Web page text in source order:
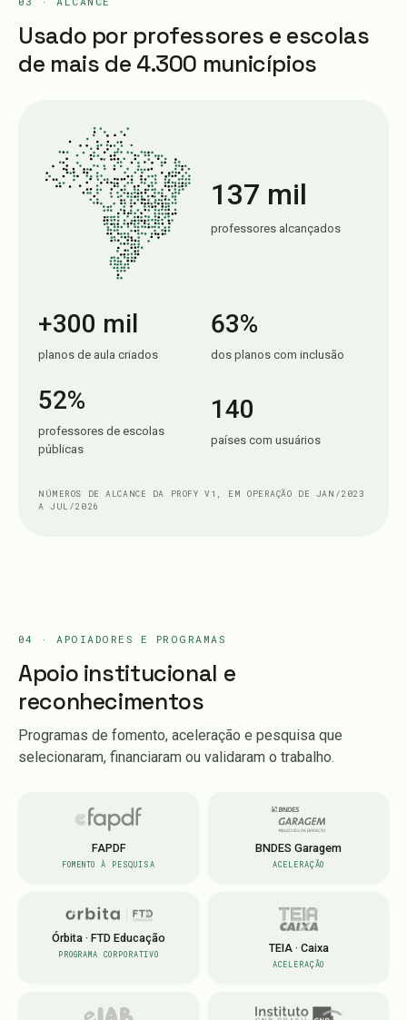
Usado por professores e escolas
de mais de 4.300 municípios
137 mil
professores alcançados
+300 mil
planos de aula criados
63%
dos planos com inclusão
52%
professores de escolas
públicas
140
países com usuários
NÚMEROS DE ALCANCE DA PROFY V1, EM OPERAÇÃO DE JAN/2023
A JUL/2026
04 · APOIADORES E PROGRAMAS
Apoio institucional e
reconhecimentos
Programas de fomento, aceleração e pesquisa que
selecionaram, financiaram ou validaram o trabalho.
FAPDF
FOMENTO À PESQUISA
BNDES Garagem
ACELERAÇÃO
Órbita · FTD Educação
PROGRAMA CORPORATIVO TEIA · Caixa
ACELERAÇÃO